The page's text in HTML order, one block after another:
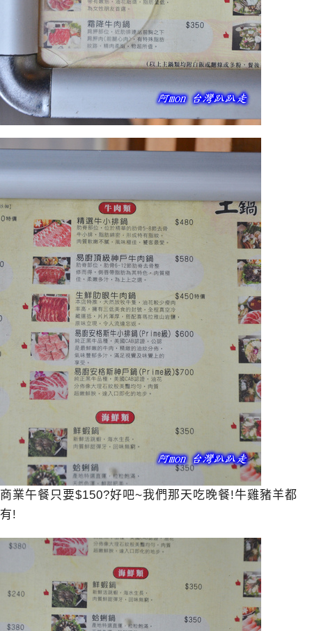
商業午餐只要$150?好吧~我們那天吃晚餐!牛雞豬羊都
有!